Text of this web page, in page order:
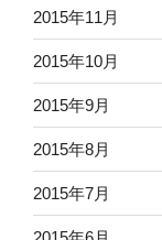
2015年11月
2015年10月
2015年9月
2015年8月
2015年7月